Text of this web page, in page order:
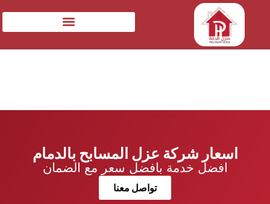
اسعار شركة عزل المسابح بالدمام
افضل خدمة بافضل سعر مع الضمان
تواصل معنا